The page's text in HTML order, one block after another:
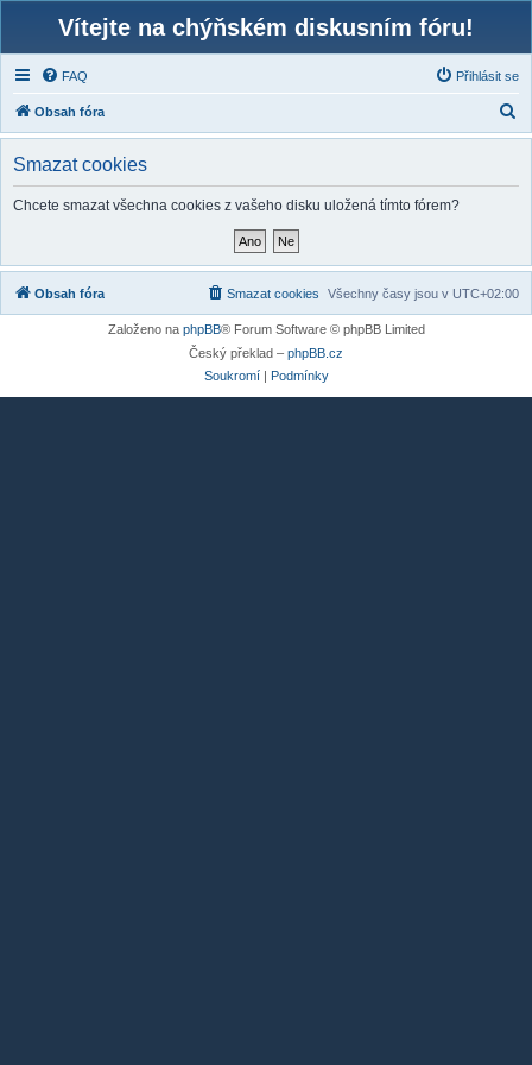
Vítejte na chýňském diskusním fóru!
FAQ Přihlásit se
Obsah fóra
l
Smazat cookies
Chcete smazat všechna cookies z vašeho disku uložená tímto fórem?
Obsah fóra Všechny časy jsou v UTC+02:00
Smazat cookies
Založeno na phpBB® Forum Software © phpBB Limited
Český překlad – phpBB.cz
Soukromí| Podmínky